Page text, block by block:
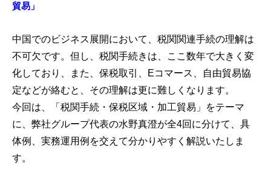
貿易」
中国でのビジネス展開において、税関関連手続の理解は
不可欠です。但し、税関手続きは、ここ数年で大きく変
化しており、また、保税取引、
Eコマース、自由貿易協
定などが絡むと、その理解は更に難しくなります。
今回は、「税関手続・保税区域・加工貿易」をテーマ
に、弊社グループ代表の水野真澄が全4回に分けて、具
体例、実務運用例を交えて分かりやすく解説いたしま
す。